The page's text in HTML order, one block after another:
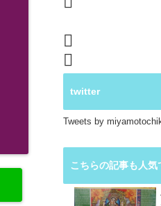
twitter
Tweets by
こちらの記事も人気